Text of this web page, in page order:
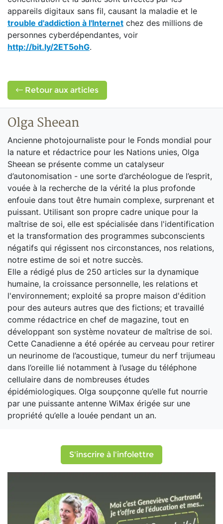
appareils digitaux sans fil, causant la maladie et le
trouble d'addiction à l'Internet chez des millions de
personnes cyberdépendantes, voir
http://bit.ly/2ET5ohG.
Retour aux articles
Olga Sheean
Ancienne photojournaliste pour le Fonds mondial pour
la nature et rédactrice pour les Nations unies, Olga
Sheean se présente comme un catalyseur
d’autonomisation - une sorte d’archéologue de l’esprit,
vouée à la recherche de la vérité la plus profonde
enfouie dans tout être humain complexe, surprenant et
puissant. Utilisant son propre cadre unique pour la
maîtrise de soi, elle est spécialisée dans l'identification
et la transformation des programmes subconscients
négatifs qui régissent nos circonstances, nos relations,
notre estime de soi et notre succès.
Elle a rédigé plus de 250 articles sur la dynamique
humaine, la croissance personnelle, les relations et
l'environnement; exploité sa propre maison d'édition
pour des auteurs autres que des fictions; et travaillé
comme rédactrice en chef de magazine, tout en
développant son système novateur de maîtrise de soi.
Cette Canadienne a été opérée au cerveau pour retirer
un neurinome de l’acoustique, tumeur du nerf trijumeau
dans l’oreille lié notamment à l’usage du téléphone
cellulaire dans de nombreuses études
épidémiologiques. Olga soupçonne qu’elle fut nourrie
par une puissante antenne WiMax érigée sur une
propriété qu’elle a louée pendant un an.
S'inscrire à l'infolettre